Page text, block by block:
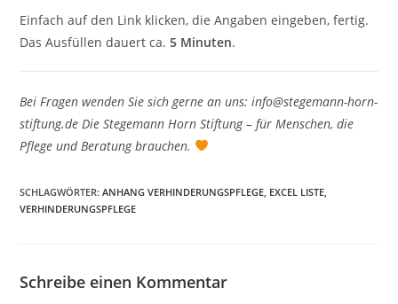
Einfach auf den Link klicken, die Angaben eingeben, fertig.
Das Ausfüllen dauert ca.5 Minuten.
Bei Fragen wenden Sie sich gerne an uns: info@stegemann-horn-
stiftung.de Die Stegemann Horn Stiftung – für Menschen, die
Pflege und Beratung brauchen.
SCHLAGWÖRTER:ANHANG VERHINDERUNGSPFLEGE, EXCEL LISTE,
VERHINDERUNGSPFLEGE
Schreibe einen Kommentar